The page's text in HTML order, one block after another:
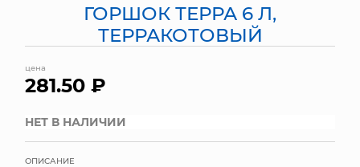
ЯЩИКИ
СУНДУКИ
ГОРШОК ТЕРРА 6 Л,
ТЕРРАКОТОВЫЙ
цена
281.50 ₽
НЕТ В НАЛИЧИИ
ОПИСАНИЕ